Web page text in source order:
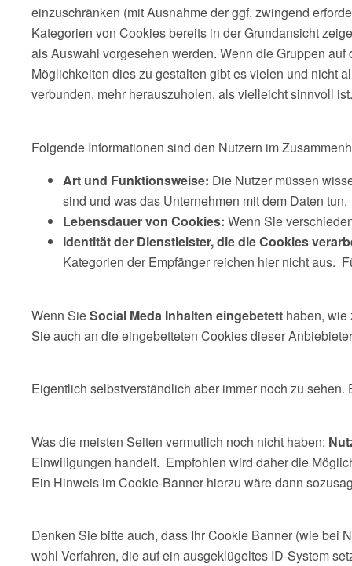
einzuschränken (mit Ausnahme der ggf. zwingend
Kategorien von Cookies bereits in der Grundansicht
als Auswahl vorgesehen werden. Wenn die Gruppen
Möglichkeiten dies zu gestalten gibt es vielen und nicht
verbunden, mehr herauszuholen, als vielleicht sinnvoll ist.
Folgende Informationen sind den Nutzern im
Art und Funktionsweise: Die Nutzer müssen
sind und was das Unternehmen mit dem Daten tun.
Lebensdauer von Cookies: Wenn Sie
Identität der Dienstleister, die die Cookies
Kategorien der Empfänger reichen hier nicht aus.
Wenn SieSocial Meda Inhalten eingebetett haben, wie
Sie auch an die eingebetteten Cookies dieser
Eigentlich selbstverständlich aber immer noch zu
Was die meisten Seiten vermutlich noch nicht haben:
Einwiligungen handelt. Empfohlen wird daher die
Ein Hinweis im Cookie-Banner hierzu wäre dann
Denken Sie bitte auch, dass Ihr Cookie Banner (wie bei
wohl Verfahren, die auf ein ausgeklügeltes ID-System